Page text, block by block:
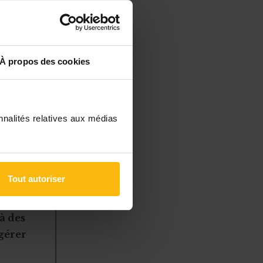
À propos des cookies
relatives aux médias
Tout autoriser
des